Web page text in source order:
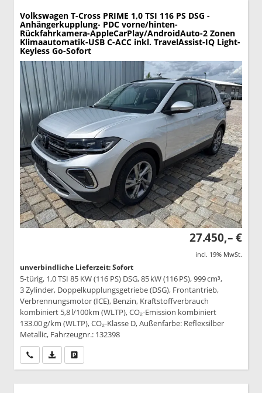
Volkswagen T-Cross PRIME 1,0 TSI 116 PS DSG -
Anhängerkupplung- PDC vorne/hinten-
Rückfahrkamera-AppleCarPlay/AndroidAuto-2 Zonen
Klimaautomatik-USB C-ACC inkl. TravelAssist-IQ Light-
Keyless Go-Sofort
27.450,– €
incl. 19% MwSt.
unverbindliche Lieferzeit: Sofort
5-türig, 1,0 TSI 85 KW (116 PS) DSG, 85 kW (116 PS), 999 cm³,
3 Zylinder, Doppelkupplungsgetriebe (DSG), Frontantrieb,
Verbrennungsmotor (ICE), Benzin, Kraftstoffverbrauch
kombiniert 5,8 l/100km (WLTP), CO₂-Emission kombiniert
133.00 g/km (WLTP), CO₂-Klasse D, Außenfarbe: Reflexsilber
Metallic, Fahrzeugnr.: 132398
Wir rufen Sie anPDF-Datei, Fahrzeugexposé drucken